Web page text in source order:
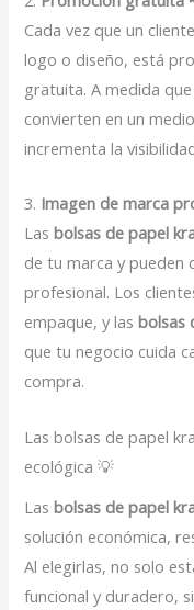
Cada vez que un
logo o diseño, está
gratuita. A medida
convierten en un
incrementa la
3. Imagen de marca
Lasbolsas de papel
de tu marca y pueden
profesional. Los
empaque, y lasbolsas
que tu negocio cuida
compra.
Las bolsas de papel
ecológica 💡
Lasbolsas de papel
solución económica,
Al elegirlas, no solo
funcional y duradero,